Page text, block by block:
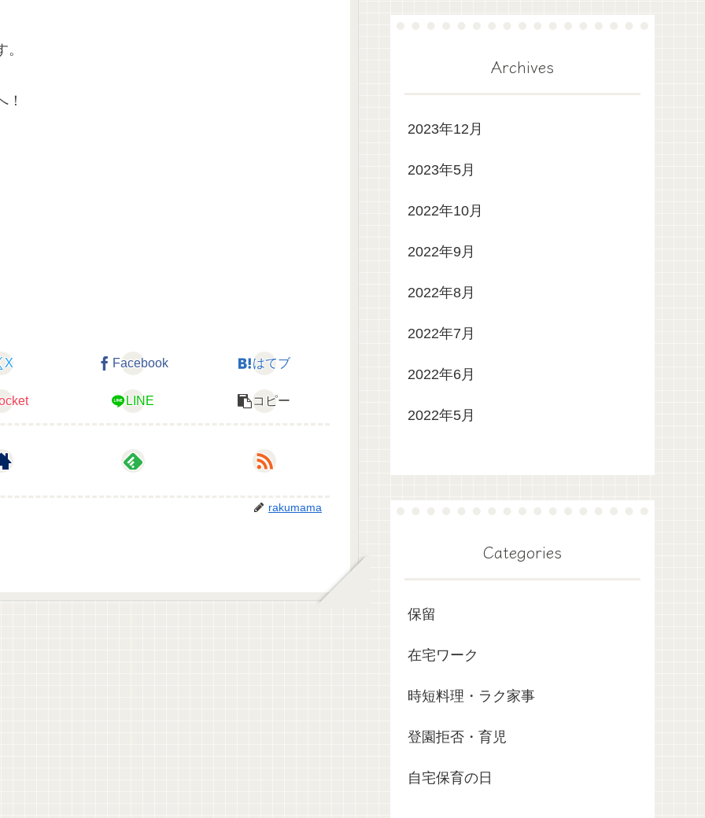
X Facebook はてブ
LINE コピー
rakumama
Archives
2023年12月
2023年5月
2022年10月
2022年9月
2022年8月
2022年7月
2022年6月
2022年5月
Categories
保留
在宅ワーク
時短料理・ラク家事
登園拒否・育児
自宅保育の日